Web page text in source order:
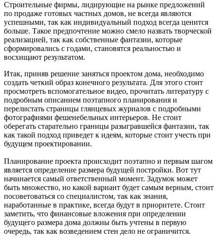
Строительные фирмы, лидирующие на рынке предложений
по продаже готовых частных домов, не всегда являются
успешными, так как индивидуальный подход всегда ценится
больше. Такое предпочтение можно смело назвать творческой
реализацией, так как собственные фантазии, которые
сформировались с годами, становятся реальностью и
восхищают результатом.
Итак, приняв решение заняться проектом дома, необходимо
создать четкий образ конечного результата. Для этого стоит
просмотреть вспомогательное видео, прочитать литературу с
подробным описанием поэтапного планирования и
перелистать страницы глянцевых журналов с подробными
фотографиями фешенебельных интерьеров. Не стоит
оберегать старательно границы разыгравшейся фантазии, так
как такой подход приведет к идеям, которые стоит учесть при
будущем проектировании.
Планирование проекта происходит поэтапно и первым шагом
является определение размера будущей постройки. Вот тут
начинается самый ответственный момент. Задумок может
быть множество, но какой вариант будет самым верным, стоит
посоветоваться со специалистом, так как знания,
наработанные в практике, всегда будут в приоритете. Стоит
заметить, что финансовые вложения при определении
будущего размера дома должны быть учтены в первую
очередь, так как возведением стен дело не ограничится.